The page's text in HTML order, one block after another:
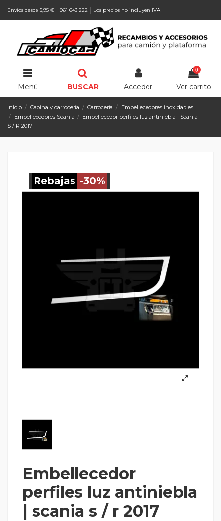
Envíos desde 5,95 € 961 643 222 Los precios no incluyen IVA
Menú BUSCAR Acceder
0
Ver carrito
Inicio Cabina y carrocería Carrocería
Embellecedores inoxidables
Embellecedores Scania
Embellecedor perfiles luz antiniebla | Scania
S / R 2017
Rebajas -30%
Embellecedor
perfiles luz antiniebla
| scania s / r 2017